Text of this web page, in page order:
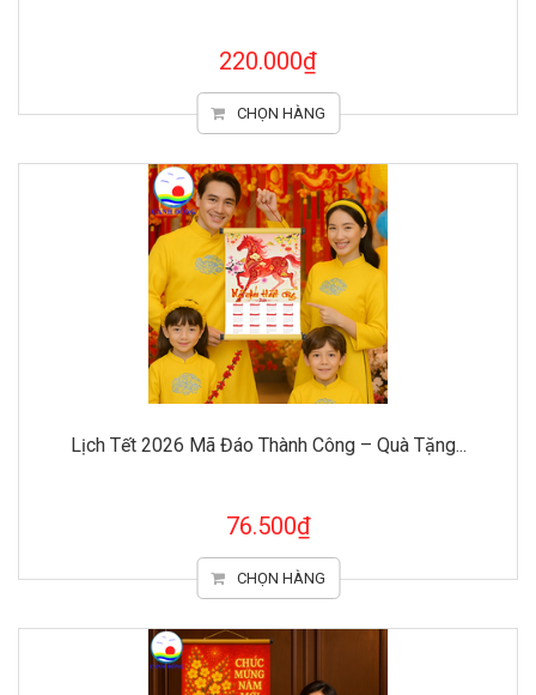
220.000₫
CHỌN HÀNG
Lịch Tết 2026 Mã Đáo Thành Công – Quà Tặng...
76.500₫
CHỌN HÀNG